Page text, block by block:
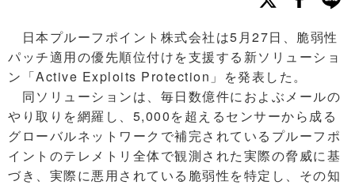
日本プルーフポイント株式会社は5月27日、脆弱性
パッチ適用の優先順位付けを支援する新ソリューショ
ン「Active Exploits Protection」を発表した。
同ソリューションは、毎日数億件におよぶメールの
やり取りを網羅し、5,000を超えるセンサーから成る
グローバルネットワークで補完されているプルーフポ
イントのテレメトリ全体で観測された実際の脅威に基
づき、実際に悪用されている脆弱性を特定し、その知